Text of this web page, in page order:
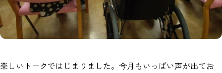
楽しいトークではじまりました。今月もいっぱい声が出てお